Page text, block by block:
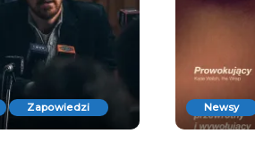
Zapowiedzi Newsy